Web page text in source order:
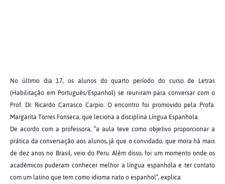
No último dia 17, os alunos do quarto período do curso de Letras
(Habilitação em Português/Espanhol) se reuniram para conversar com o
Prof. Dr. Ricardo Carrasco Carpio. O encontro foi promovido pela Profa.
Margarita Torres Fonseca, que leciona a disciplina Língua Espanhola.
De acordo com a professora, “a aula teve como objetivo proporcionar a
prática da conversação aos alunos, já que o convidado, que mora há mais
de dez anos no Brasil, veio do Peru. Além disso, foi um momento onde os
acadêmicos puderam conhecer melhor a língua espanhola e ter contato
com um latino que tem como idioma nato o espanhol”, explica.